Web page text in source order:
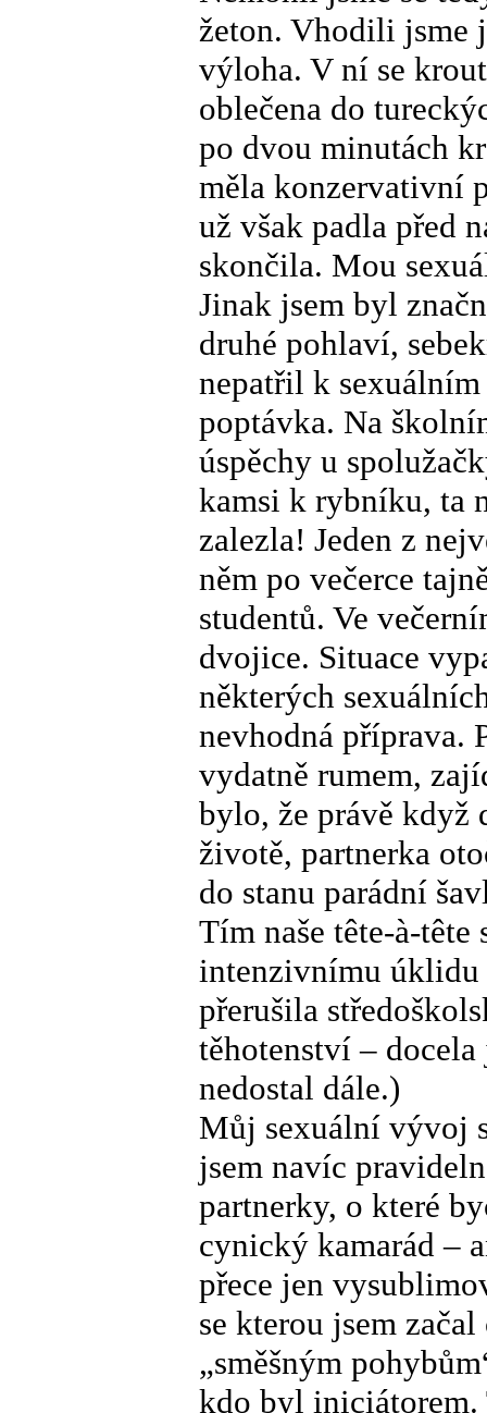
žeton. Vhodili jsme
výloha. V ní se
oblečena do
po dvou minutách
měla konzervativní
už však padla před
skončila. Mou
Jinak jsem byl
druhé pohlaví,
nepatřil k
poptávka. Na
úspěchy u
kamsi k rybníku, ta
zalezla! Jeden z
něm po večerce
studentů. Ve
dvojice. Situace
některých
nevhodná příprava.
vydatně rumem,
bylo, že právě když
životě, partnerka
do stanu parádní
Tím naše tête-à-
intenzivnímu úklidu
přerušila
těhotenství –
nedostal dále.)
Můj sexuální vývoj
jsem navíc
partnerky, o které
cynický kamarád –
přece jen
se kterou jsem
„směšným
kdo byl iniciátorem.